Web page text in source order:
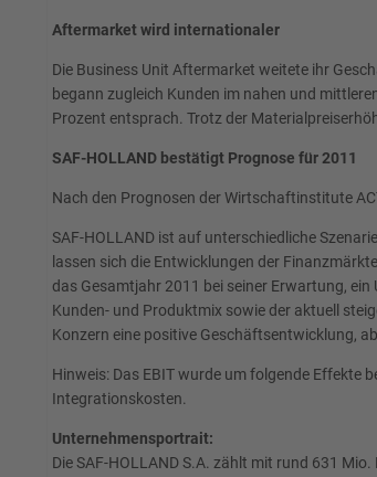
Aftermarket wird internationaler
Die Business Unit Aftermarket weitete ihr
begann zugleich Kunden im nahen und
Prozent entsprach. Trotz der
SAF-HOLLAND bestätigt Prognose für 2011
Nach den Prognosen der Wirtschaftinstitute
SAF-HOLLAND ist auf unterschiedliche
lassen sich die Entwicklungen der
das Gesamtjahr 2011 bei seiner Erwartung,
Kunden- und Produktmix sowie der aktuell
Konzern eine positive Geschäftsentwicklung,
Hinweis: Das EBIT wurde um folgende Effekte
Integrationskosten.
Unternehmensportrait:
Die SAF-HOLLAND S.A. zählt mit rund 631